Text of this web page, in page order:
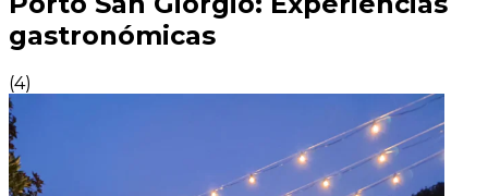
gastronómicas
(4)